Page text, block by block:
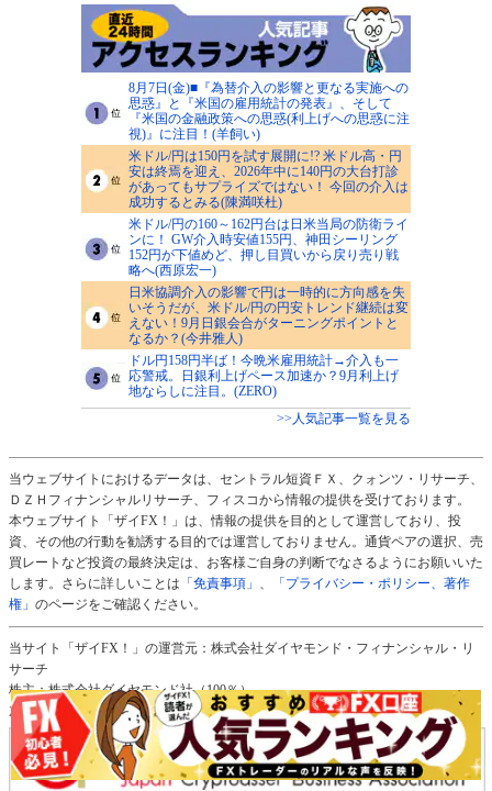
8月7日(金)■『為替介入の影響と更なる実施への
思惑』と『米国の雇用統計の発表』、そして
『米国の金融政策への思惑(利上げへの思惑に注
視)』に注目！(羊飼い)
米ドル/円は150円を試す展開に!? 米ドル高・円
安は終焉を迎え、2026年中に140円の大台打診
があってもサプライズではない！ 今回の介入は
成功するとみる(陳満咲杜)
米ドル/円の160～162円台は日米当局の防衛ライ
ンに！ GW介入時安値155円、神田シーリング
152円が下値めど、押し目買いから戻り売り戦
略へ(西原宏一)
日米協調介入の影響で円は一時的に方向感を失
いそうだが、米ドル/円の円安トレンド継続は変
えない！9月日銀会合がターニングポイントと
なるか？(今井雅人)
ドル円158円半ば！今晩米雇用統計→介入も一
応警戒。日銀利上げペース加速か？9月利上げ
地ならしに注目。(ZERO)
>>人気記事一覧を見る
当ウェブサイトにおけるデータは、セントラル短資ＦＸ、クォンツ・リサーチ、
ＤＺＨフィナンシャルリサーチ、フィスコから情報の提供を受けております。
本ウェブサイト「ザイFX！」は、情報の提供を目的として運営しており、投
資、その他の行動を勧誘する目的では運営しておりません。通貨ペアの選択、売
買レートなど投資の最終決定は、お客様ご自身の判断でなさるようにお願いいた
します。さらに詳しいことは 「免責事項」 、
「プライバシー・ポリシー、著作
権」 のページをご確認ください。
当サイト「ザイFX！」の運営元：株式会社ダイヤモンド・フィナンシャル・リ
サーチ
株主：株式会社ダイヤモンド社（100％）
加入協会：一般社団法人日本暗号資産ビジネス協会（ＪＣＢＡ）